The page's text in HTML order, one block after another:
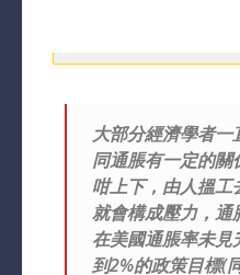
大部分經濟學者
同通脹有一定的關
咁上下，由人搵工
就會構成壓力，通
在美國通脹率未見
到2%的政策目標(